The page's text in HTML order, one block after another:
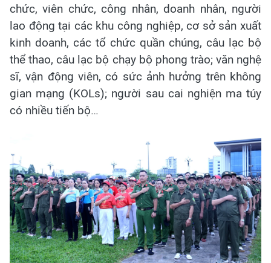
chức, viên chức, công nhân, doanh nhân, người
lao động tại các khu công nghiệp, cơ sở sản xuất
kinh doanh, các tổ chức quần chúng, câu lạc bộ
thể thao, câu lạc bộ chạy bộ phong trào; văn nghệ
sĩ, vận động viên, có sức ảnh hưởng trên không
gian mạng (KOLs); người sau cai nghiện ma túy
có nhiều tiến bộ…